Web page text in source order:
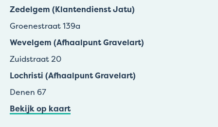
Zedelgem (Klantendienst Jatu)
Groenestraat 139a
Wevelgem (Afhaalpunt Gravelart)
Zuidstraat 20
Lochristi (Afhaalpunt Gravelart)
Denen 67
Bekijk op kaart